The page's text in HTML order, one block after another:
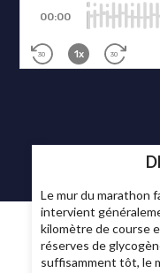
Le mur du marathon
intervient
kilomètre de course
réserves de
suffisamment tôt, le